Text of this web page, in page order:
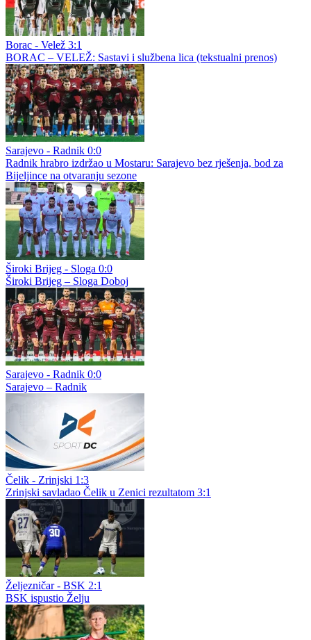
Borac - Velež 3:1
BORAC – VELEŽ: Sastavi i službena lica (tekstualni prenos)
Sarajevo - Radnik 0:0
Radnik hrabro izdržao u Mostaru: Sarajevo bez rješenja, bod za
Bijeljince na otvaranju sezone
Široki Brijeg - Sloga 0:0
Široki Brijeg – Sloga Doboj
Sarajevo - Radnik 0:0
Sarajevo – Radnik
Čelik - Zrinjski 1:3
Zrinjski savladao Čelik u Zenici rezultatom 3:1
Željezničar - BSK 2:1
BSK ispustio Želju